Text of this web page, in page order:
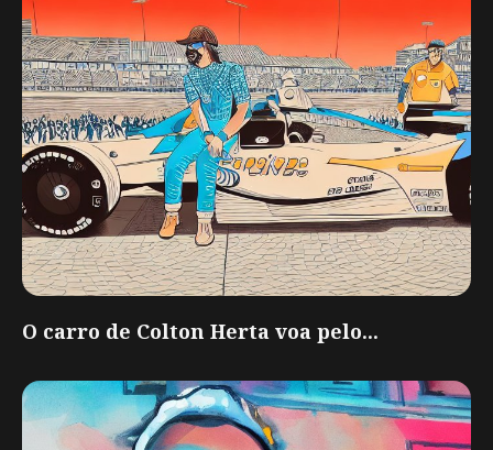
O carro de Colton Herta voa pelo...